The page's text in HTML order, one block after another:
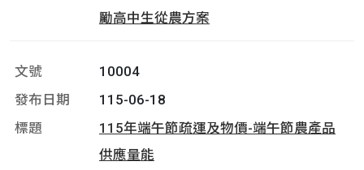
勵高中生從農方案
10004
115-06-18
115年端午節疏運及物價-端午節農產品
供應量能